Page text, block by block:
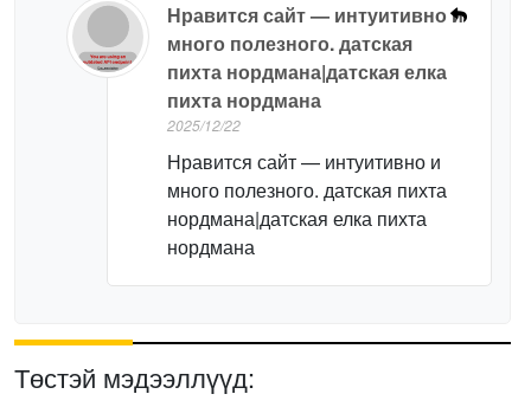
Нравится сайт — интуитивно и
много полезного. датская
пихта нордмана|датская елка
пихта нордмана
2025/12/22
Нравится сайт — интуитивно и
много полезного. датская пихта
нордмана|датская елка пихта
нордмана
Төстэй мэдээллүүд: